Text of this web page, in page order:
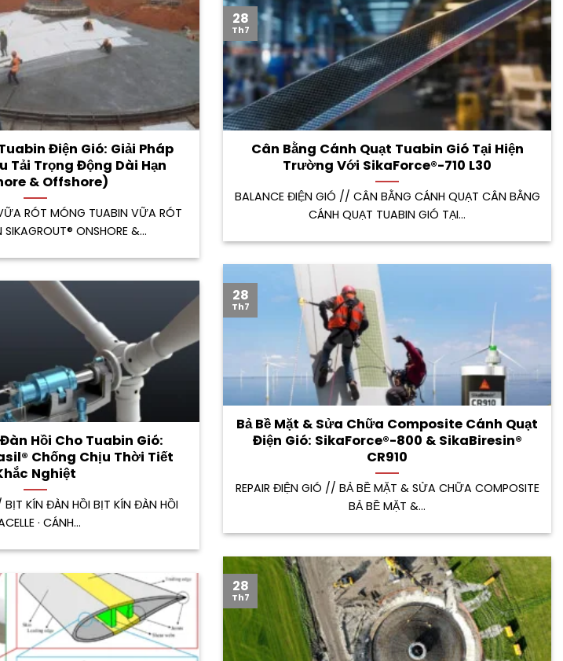
Điện Gió: Giải Pháp
Tải Trọng Động Dài Hạn
& Offshore)
RÓT MÓNG TUABIN VỮA RÓT
ONSHORE &...
Cân Bằng Cánh Quạt Tuabin Gió Tại Hiện
Trường Với SikaForce®-710 L30
BALANCE ĐIỆN GIÓ // CÂN BẰNG CÁNH QUẠT CÂN BẰNG
CÁNH QUẠT TUABIN GIÓ TẠI...
28
Th7
Bả Bề Mặt & Sửa Chữa Composite Cánh Quạt
Điện Gió: SikaForce®-800 & SikaBiresin®
CR910
REPAIR ĐIỆN GIÓ // BẢ BỀ MẶT & SỬA CHỮA COMPOSITE
BẢ BỀ MẶT &...
28
Th7
Hồi Cho Tuabin Gió:
Chống Chịu Thời Tiết
Nghiệt
KÍN ĐÀN HỒI BỊT KÍN ĐÀN HỒI
· CÁNH...
28
Th7